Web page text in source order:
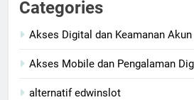
Categories
Akses Digital dan Keamanan Akun
Akses Mobile dan Pengalaman
alternatif edwinslot